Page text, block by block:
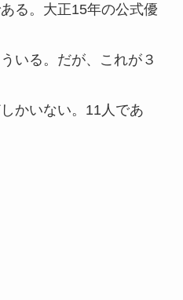
る。大正15年の公式優
いる。だが、これが３
かいない。11人であ